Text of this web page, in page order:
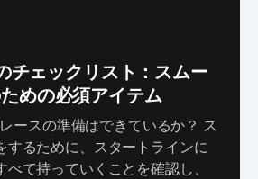
チェックリスト：スムー
めの必須アイテム
ースの準備はできているか？ ス
するために、スタートラインに
て持っていくことを確認し、